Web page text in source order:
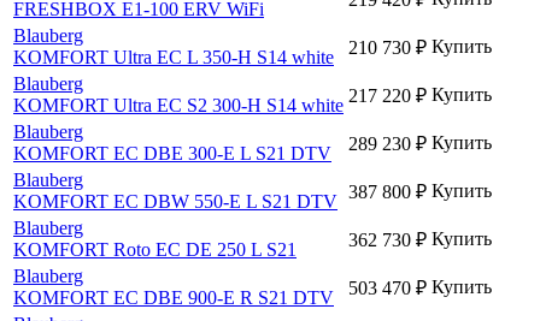
FRESHBOX E1-100 ERV WiFi
Blauberg
KOMFORT Ultra EC L 350-H S14 white
210 730 ₽ Купить
Blauberg
KOMFORT Ultra EC S2 300-H S14 white 217 220 ₽ Купить
Blauberg
KOMFORT EC DBE 300-E L S21 DTV
289 230 ₽ Купить
Blauberg
KOMFORT EC DBW 550-E L S21 DTV 387 800 ₽ Купить
Blauberg
KOMFORT Roto EC DE 250 L S21
362 730 ₽ Купить
Blauberg
KOMFORT EC DBE 900-E R S21 DTV
503 470 ₽ Купить